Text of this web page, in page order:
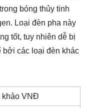
bóng thủy tinh
Loại đèn pha này
tốt, tuy nhiên dễ bị
bởi các loại đèn khác
khảo VNĐ